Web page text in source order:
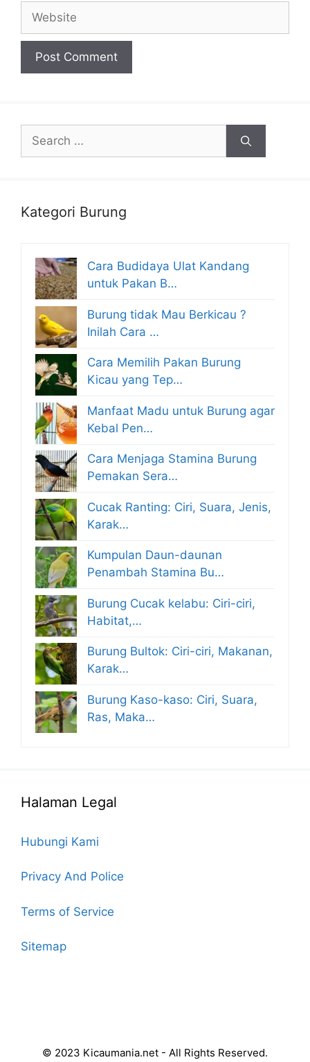
Website
Search
for:
Kategori Burung
Cara Budidaya Ulat Kandang
untuk Pakan B…
Burung tidak Mau Berkicau ?
Inilah Cara …
Cara Memilih Pakan Burung
Kicau yang Tep…
Manfaat Madu untuk Burung agar
Kebal Pen…
Cara Menjaga Stamina Burung
Pemakan Sera…
Cucak Ranting: Ciri, Suara, Jenis,
Karak…
Kumpulan Daun-daunan
Penambah Stamina Bu…
Burung Cucak kelabu: Ciri-ciri,
Habitat,…
Burung Bultok: Ciri-ciri, Makanan,
Karak…
Burung Kaso-kaso: Ciri, Suara,
Ras, Maka…
Halaman Legal
Hubungi Kami
Privacy And Police
Terms of Service
Sitemap
© 2023 Kicaumania.net - All Rights Reserved.